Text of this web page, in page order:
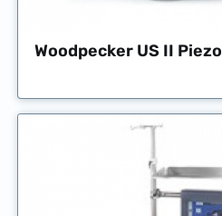
Woodpecker US II Piezo